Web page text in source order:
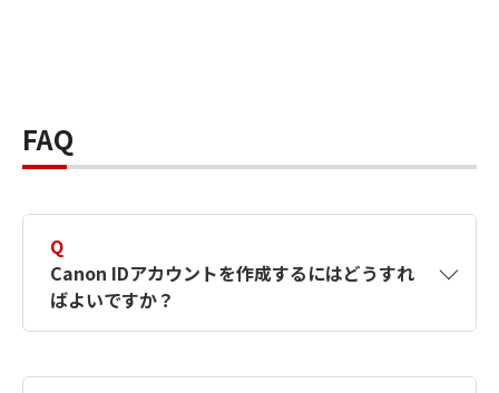
FAQ
Q
Canon IDアカウントを作成するにはどうすれ
ばよいですか？